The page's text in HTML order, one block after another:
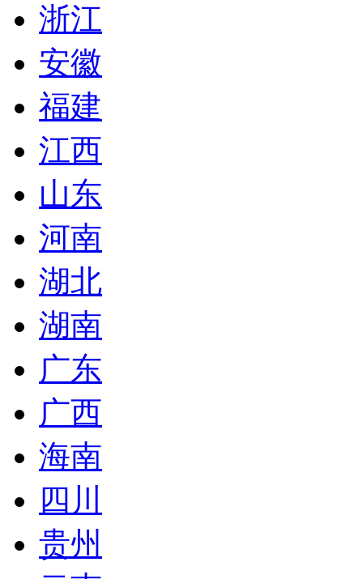
浙江
安徽
福建
江西
山东
河南
湖北
湖南
广东
广西
海南
四川
贵州